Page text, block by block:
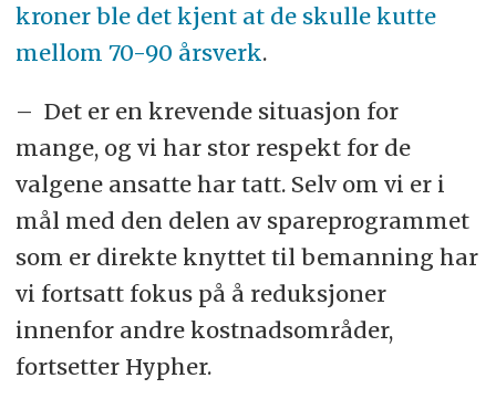
kroner ble det kjent at de skulle kutte
mellom 70-90 årsverk.
– Det er en krevende situasjon for
mange, og vi har stor respekt for de
valgene ansatte har tatt. Selv om vi er i
mål med den delen av spareprogrammet
som er direkte knyttet til bemanning har
vi fortsatt fokus på å reduksjoner
innenfor andre kostnadsområder,
fortsetter Hypher.